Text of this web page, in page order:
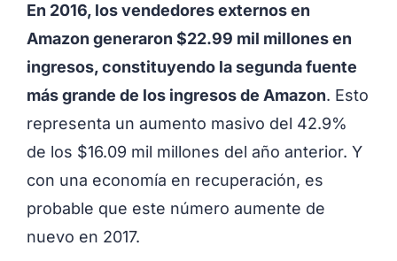
En 2016, los vendedores externos en
Amazon generaron $22.99 mil millones en
ingresos, constituyendo la segunda fuente
más grande de los ingresos de Amazon. Esto
representa un aumento masivo del 42.9%
de los $16.09 mil millones del año anterior. Y
con una economía en recuperación, es
probable que este número aumente de
nuevo en 2017.